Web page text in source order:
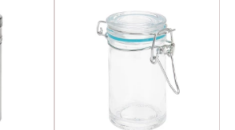
káve a čaju